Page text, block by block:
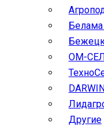
ОМ-
Другие